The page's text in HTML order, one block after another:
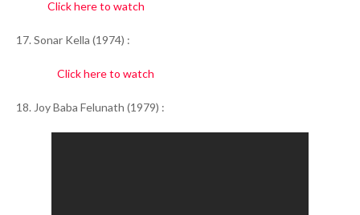
Click here to watch
17. Sonar Kella (1974) :
Click here to watch
18. Joy Baba Felunath (1979) :